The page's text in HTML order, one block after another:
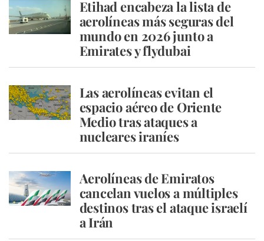
Etihad encabeza la lista de
aerolíneas más seguras del
mundo en 2026 junto a
Emirates y flydubai
Las aerolíneas evitan el
espacio aéreo de Oriente
Medio tras ataques a
nucleares iraníes
Aerolíneas de Emiratos
cancelan vuelos a múltiples
destinos tras el ataque israelí
a Irán